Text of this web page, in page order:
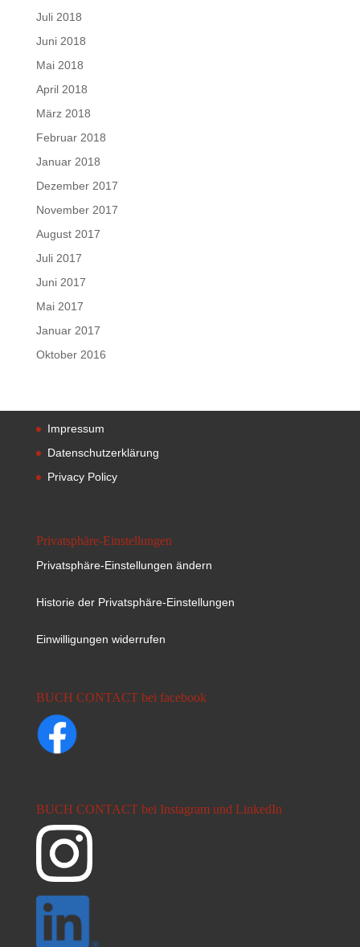
Juli 2018
Juni 2018
Mai 2018
April 2018
März 2018
Februar 2018
Januar 2018
Dezember 2017
November 2017
August 2017
Juli 2017
Juni 2017
Mai 2017
Januar 2017
Oktober 2016
Impressum
Datenschutzerklärung
Privacy Policy
Privatsphäre-Einstellungen
Privatsphäre-Einstellungen ändern
Historie der Privatsphäre-Einstellungen
Einwilligungen widerrufen
BUCH CONTACT bei facebook
BUCH CONTACT bei Instagram und LinkedIn